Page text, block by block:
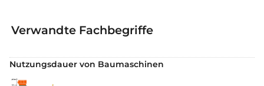
Verwandte Fachbegriffe
Nutzungsdauer von Baumaschinen